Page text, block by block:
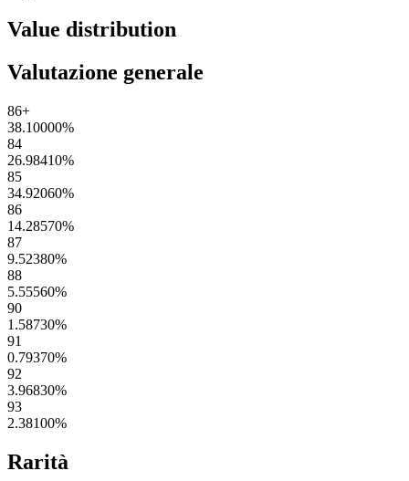
Value distribution
Valutazione generale
86+
38.10000%
84
26.98410%
85
34.92060%
86
14.28570%
87
9.52380%
88
5.55560%
90
1.58730%
91
0.79370%
92
3.96830%
93
2.38100%
Rarità